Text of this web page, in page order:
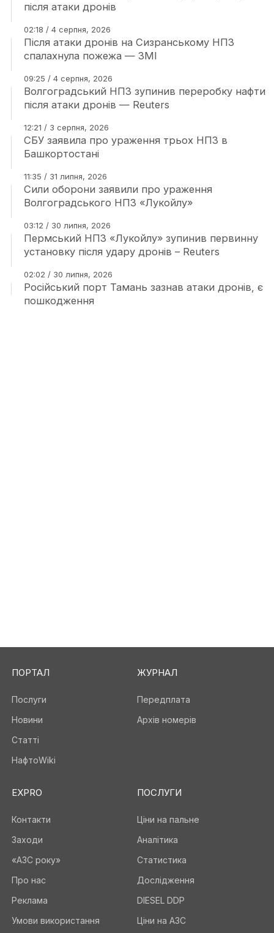
після атаки дронів
02:18 / 4 серпня, 2026
Після атаки дронів на Сизранському НПЗ
спалахнула пожежа — ЗМІ
09:25 / 4 серпня, 2026
Волгоградський НПЗ зупинив переробку нафти
після атаки дронів — Reuters
12:21 / 3 серпня, 2026
СБУ заявила про ураження трьох НПЗ в
Башкортостані
11:35 / 31 липня, 2026
Сили оборони заявили про ураження
Волгоградського НПЗ «Лукойлу»
03:12 / 30 липня, 2026
Пермський НПЗ «Лукойлу» зупинив первинну
установку після удару дронів – Reuters
02:02 / 30 липня, 2026
Російський порт Тамань зазнав атаки дронів, є
пошкодження
ПОРТАЛ
Послуги
Новини
Статті
НафтоWiki
ЖУРНАЛ
Передплата
Архів номерів
EXPRO
Контакти
Заходи
«АЗС року»
Про нас
Реклама
Умови використання
ПОСЛУГИ
Ціни на пальне
Аналітика
Статистика
Дослідження
DIESEL DDP
Ціни на АЗС